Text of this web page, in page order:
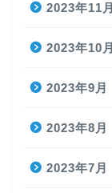
2023年11月
2023年10月
2023年9月
2023年8月
2023年7月